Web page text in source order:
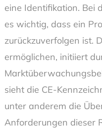
eine Identifikation. Bei
es wichtig, dass ein
zurückzuverfolgen ist.
ermöglichen, initiiert
sieht die CE-
unter anderem die
Anforderungen dieser